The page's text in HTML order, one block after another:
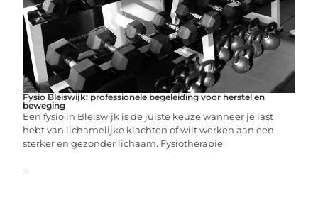
Fysio Bleiswijk: professionele begeleiding voor herstel en
beweging
Een fysio in Bleiswijk is de juiste keuze wanneer je last
hebt van lichamelijke klachten of wilt werken aan een
sterker en gezonder lichaam. Fysiotherapie
...